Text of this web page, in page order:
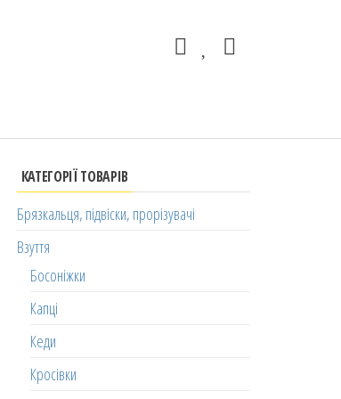
КАТЕГОРІЇ ТОВАРІВ
Брязкальця, підвіски, прорізувачі
Взуття
Босоніжки
Капці
Кеди
Кросівки